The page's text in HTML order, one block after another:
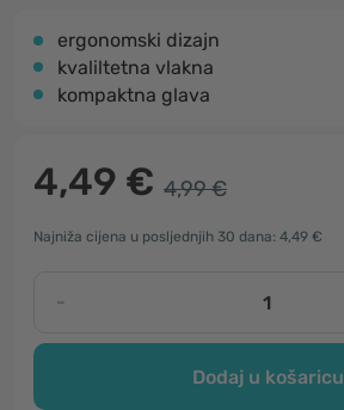
ergonomski dizajn
kvaliltetna vlakna
kompaktna glava
4,49 € 4,99 €
Najniža cijena u posljednjih 30 dana: 4,49 €
-
Dodaj u košaricu